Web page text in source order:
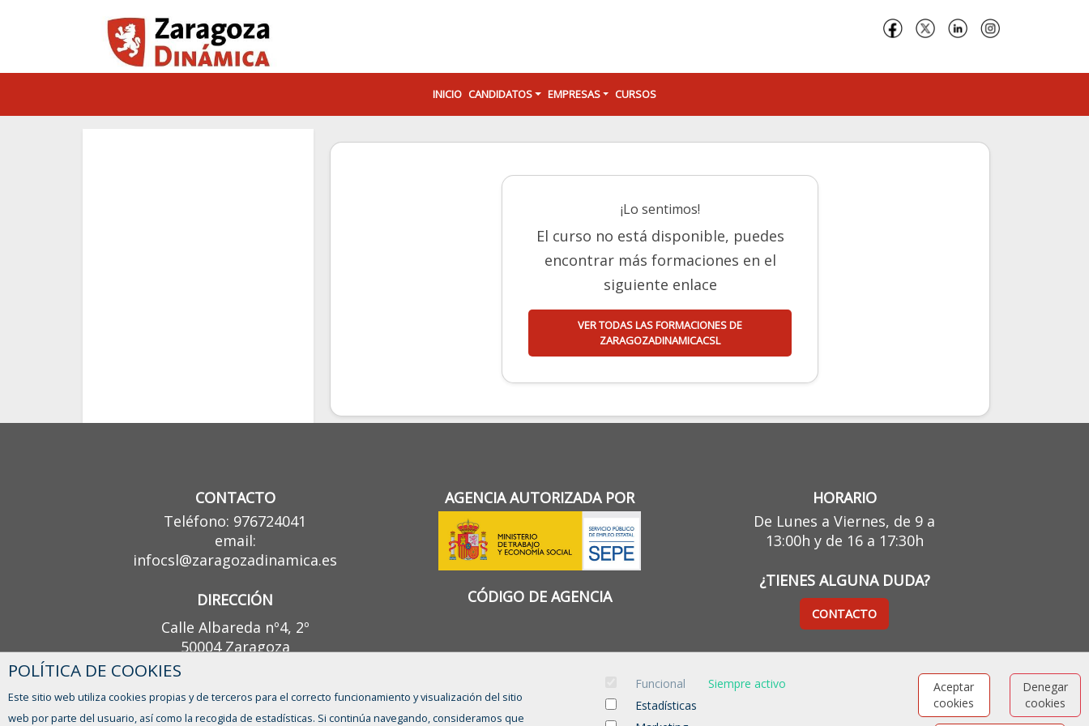
INICIO CANDIDATOS EMPRESAS CURSOS
¡Lo sentimos!
El curso no está disponible, puedes
encontrar más formaciones en el
siguiente enlace
VER TODAS LAS FORMACIONES DE
ZARAGOZADINAMICACSL
CONTACTO
Teléfono: 976724041
email:
infocsl@zaragozadinamica.es
DIRECCIÓN
Calle Albareda nº4, 2º
50004 Zaragoza
AGENCIA AUTORIZADA POR
CÓDIGO DE AGENCIA
HORARIO
De Lunes a Viernes, de 9 a
13:00h y de 16 a 17:30h
¿TIENES ALGUNA DUDA?
CONTACTO
POLÍTICA DE COOKIES
Este sitio web utiliza cookies propias y de terceros para el correcto funcionamiento y visualización del sitio
web por parte del usuario, así como la recogida de estadísticas. Si continúa navegando, consideramos que
Funcional
Siempre activo
Estadísticas
Aceptar
cookies
Denegar
cookies